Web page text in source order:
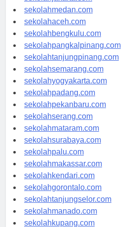
sekolahjakarta.com
sekolahmedan.com
sekolahaceh.com
sekolahbengkulu.com
sekolahpangkalpinang.com
sekolahtanjungpinang.com
sekolahsemarang.com
sekolahyogyakarta.com
sekolahpadang.com
sekolahpekanbaru.com
sekolahserang.com
sekolahmataram.com
sekolahsurabaya.com
sekolahpalu.com
sekolahmakassar.com
sekolahkendari.com
sekolahgorontalo.com
sekolahtanjungselor.com
sekolahmanado.com